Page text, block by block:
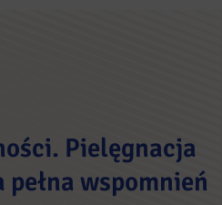
Pielęgnacja
pełna wspomnień